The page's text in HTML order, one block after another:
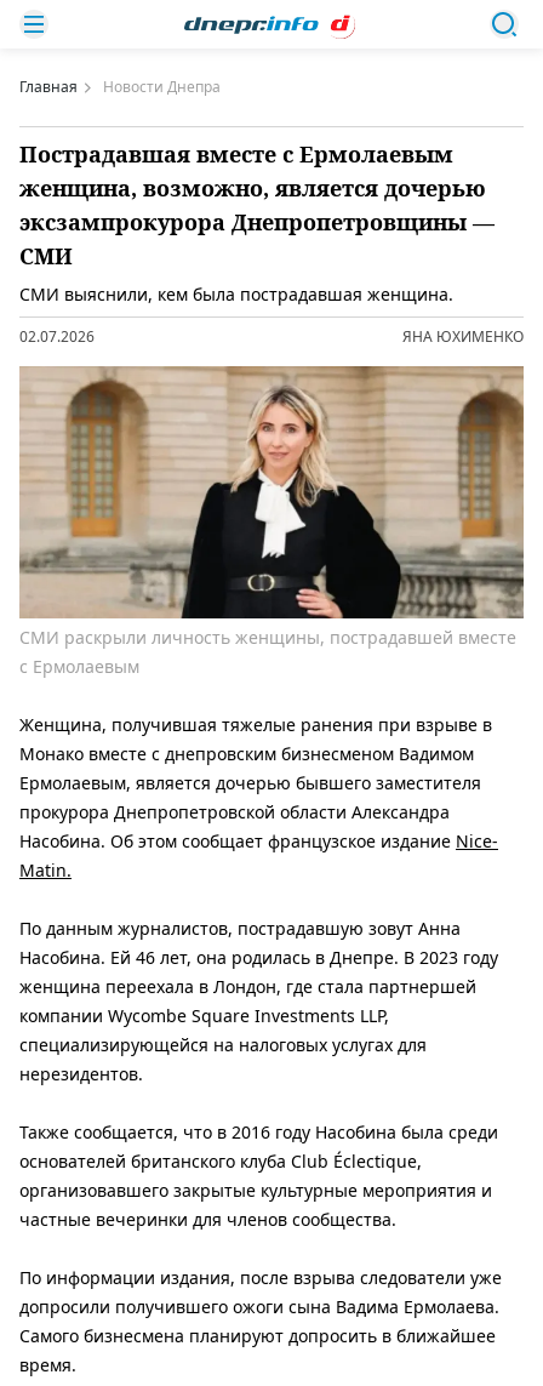
Главная Новости Днепра
Пострадавшая вместе с Ермолаевым
женщина, возможно, является дочерью
эксзампрокурора Днепропетровщины —
СМИ
СМИ выяснили, кем была пострадавшая женщина.
02.07.2026 ЯНА ЮХИМЕНКО
СМИ раскрыли личность женщины, пострадавшей вместе
с Ермолаевым
Женщина, получившая тяжелые ранения при взрыве в
Монако вместе с днепровским бизнесменом Вадимом
Ермолаевым, является дочерью бывшего заместителя
прокурора Днепропетровской области Александра
Насобина. Об этом сообщает французское издание Nice-
Matin.
По данным журналистов, пострадавшую зовут Анна
Насобина. Ей 46 лет, она родилась в Днепре. В 2023 году
женщина переехала в Лондон, где стала партнершей
компании Wycombe Square Investments LLP,
специализирующейся на налоговых услугах для
нерезидентов.
Также сообщается, что в 2016 году Насобина была среди
основателей британского клуба Club Éclectique,
организовавшего закрытые культурные мероприятия и
частные вечеринки для членов сообщества.
По информации издания, после взрыва следователи уже
допросили получившего ожоги сына Вадима Ермолаева.
Самого бизнесмена планируют допросить в ближайшее
время.